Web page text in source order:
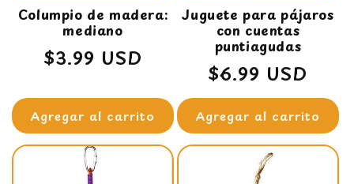
Columpio de madera:
mediano
Precio
$3.99 USD
Agregar al carrito
Juguete para pájaros
con cuentas
puntiagudas
Precio
habitual
$6.99 USD
Agregar al carrito